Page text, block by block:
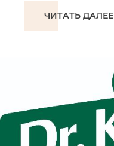
ЧИТАТЬ ДАЛЕЕ